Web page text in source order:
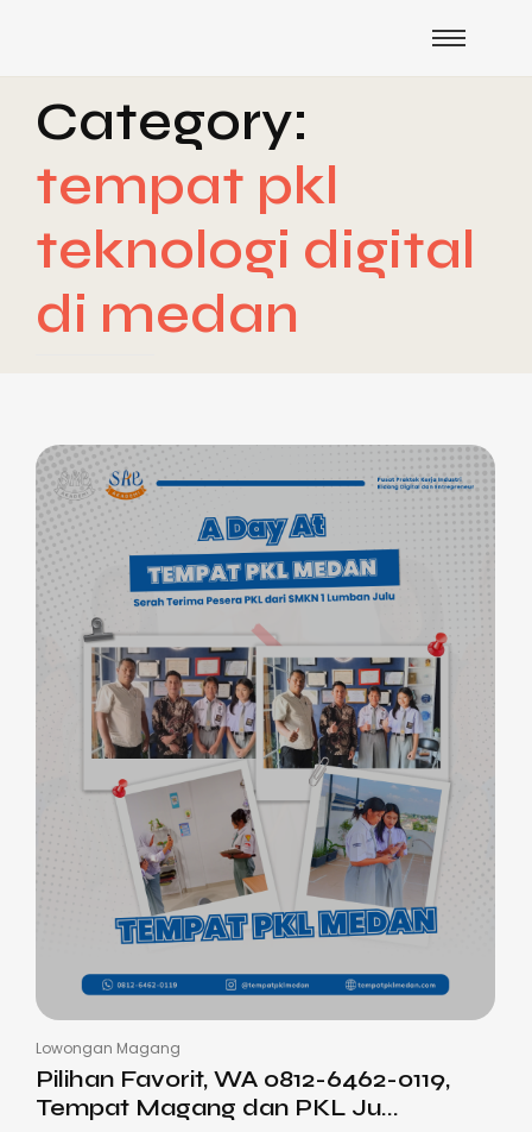
Category:
tempat pkl
teknologi digital
di medan
Lowongan Magang
Pilihan Favorit, WA 0812-6462-0119,
Tempat Magang dan PKL Ju...